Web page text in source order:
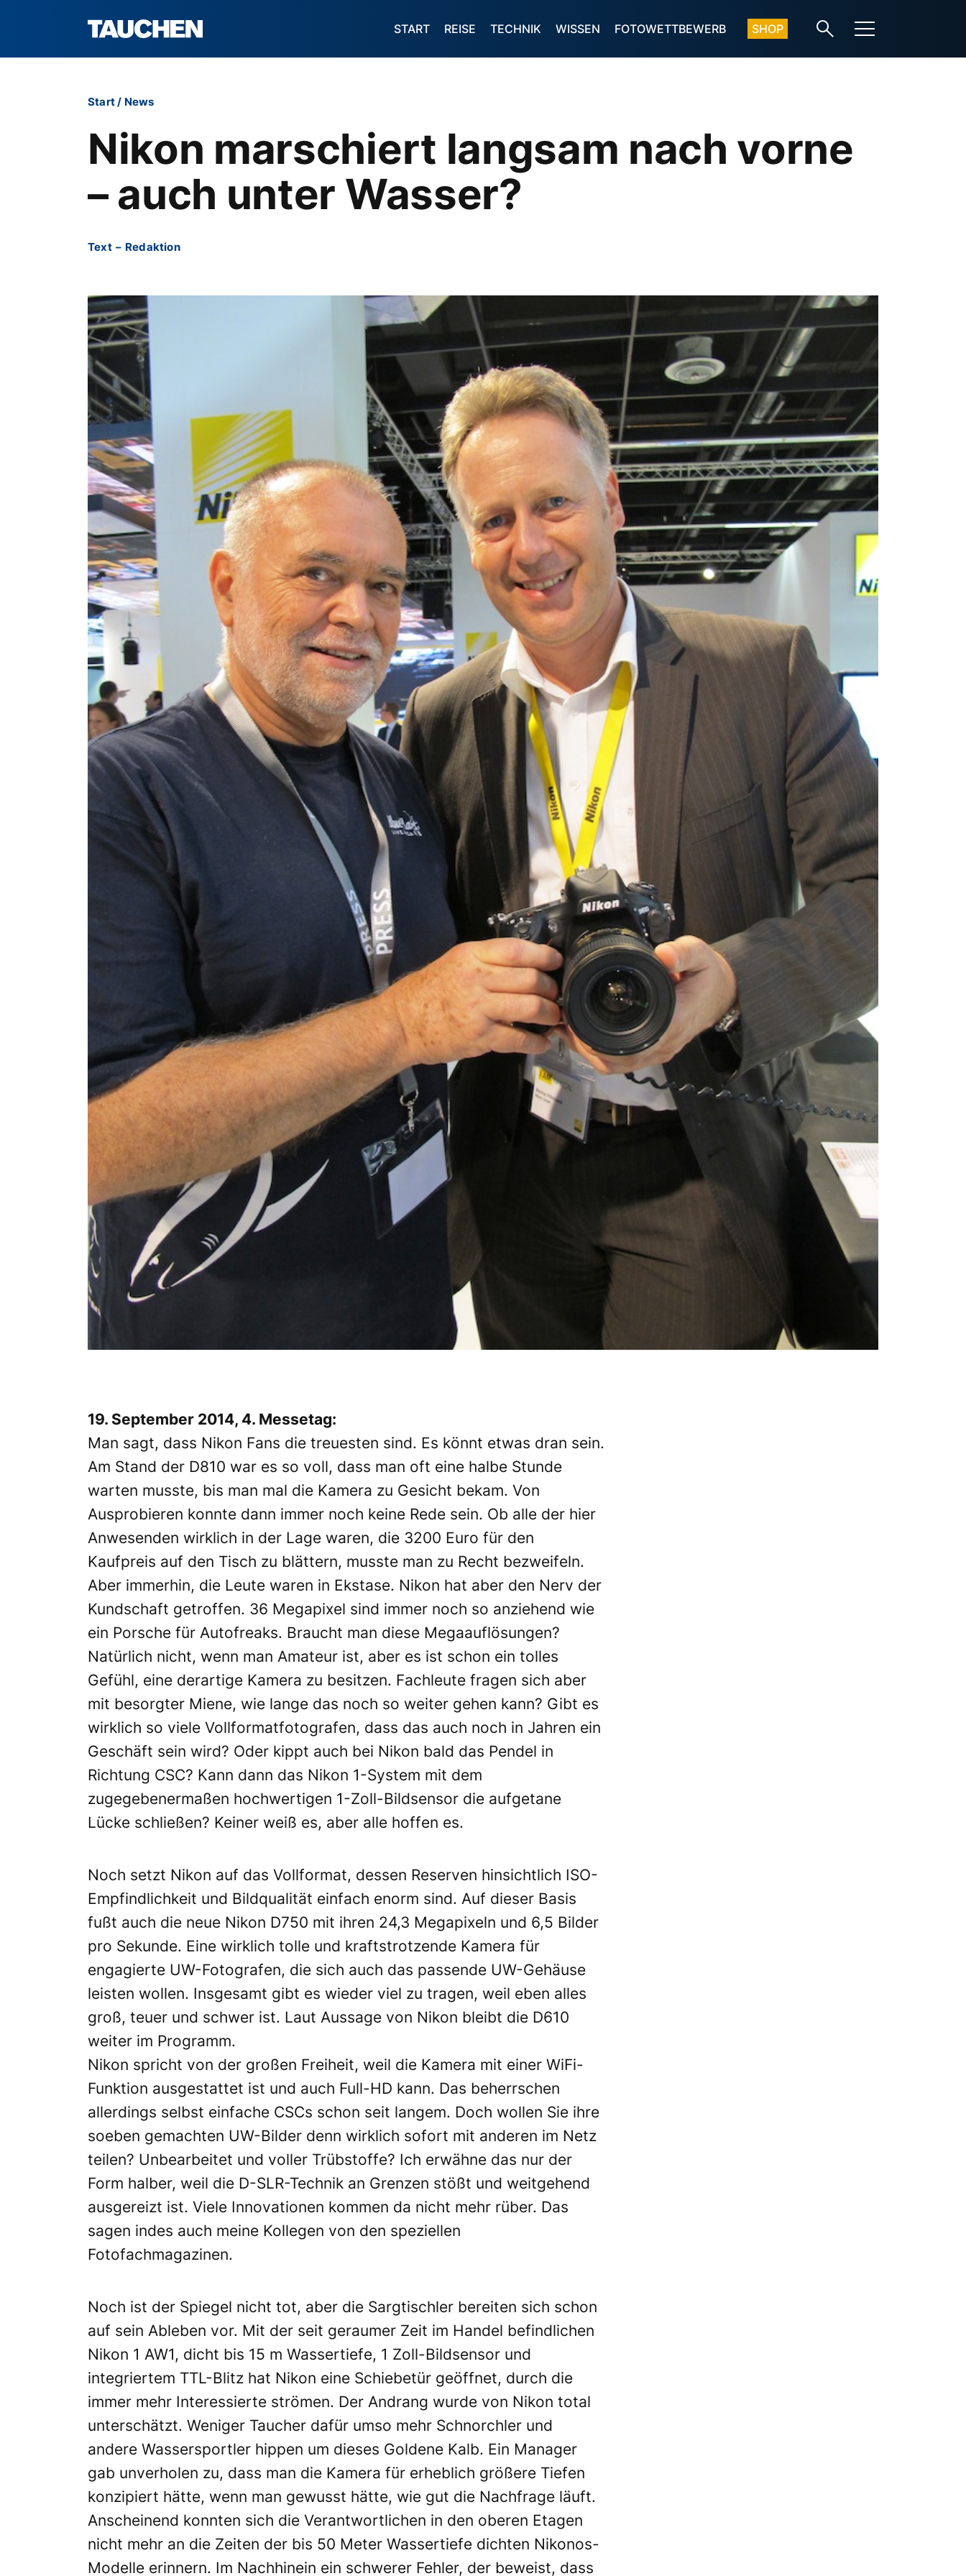
START REISE TECHNIK WISSEN FOTOWETTBEWERB SHOP
Start/ News
Nikon marschiert langsam nach vorne
– auch unter Wasser?
Text – Redaktion
19. September 2014, 4. Messetag:
Man sagt, dass Nikon Fans die treuesten sind. Es könnt etwas dran sein.
Am Stand der D810 war es so voll, dass man oft eine halbe Stunde
warten musste, bis man mal die Kamera zu Gesicht bekam. Von
Ausprobieren konnte dann immer noch keine Rede sein. Ob alle der hier
Anwesenden wirklich in der Lage waren, die 3200 Euro für den
Kaufpreis auf den Tisch zu blättern, musste man zu Recht bezweifeln.
Aber immerhin, die Leute waren in Ekstase. Nikon hat aber den Nerv der
Kundschaft getroffen. 36 Megapixel sind immer noch so anziehend wie
ein Porsche für Autofreaks. Braucht man diese Megaauflösungen?
Natürlich nicht, wenn man Amateur ist, aber es ist schon ein tolles
Gefühl, eine derartige Kamera zu besitzen. Fachleute fragen sich aber
mit besorgter Miene, wie lange das noch so weiter gehen kann? Gibt es
wirklich so viele Vollformatfotografen, dass das auch noch in Jahren ein
Geschäft sein wird? Oder kippt auch bei Nikon bald das Pendel in
Richtung CSC? Kann dann das Nikon 1-System mit dem
zugegebenermaßen hochwertigen 1-Zoll-Bildsensor die aufgetane
Lücke schließen? Keiner weiß es, aber alle hoffen es.
Noch setzt Nikon auf das Vollformat, dessen Reserven hinsichtlich ISO-
Empfindlichkeit und Bildqualität einfach enorm sind. Auf dieser Basis
fußt auch die neue Nikon D750 mit ihren 24,3 Megapixeln und 6,5 Bilder
pro Sekunde. Eine wirklich tolle und kraftstrotzende Kamera für
engagierte UW-Fotografen, die sich auch das passende UW-Gehäuse
leisten wollen. Insgesamt gibt es wieder viel zu tragen, weil eben alles
groß, teuer und schwer ist. Laut Aussage von Nikon bleibt die D610
weiter im Programm.
Nikon spricht von der großen Freiheit, weil die Kamera mit einer WiFi-
Funktion ausgestattet ist und auch Full-HD kann. Das beherrschen
allerdings selbst einfache CSCs schon seit langem. Doch wollen Sie ihre
soeben gemachten UW-Bilder denn wirklich sofort mit anderen im Netz
teilen? Unbearbeitet und voller Trübstoffe? Ich erwähne das nur der
Form halber, weil die D-SLR-Technik an Grenzen stößt und weitgehend
ausgereizt ist. Viele Innovationen kommen da nicht mehr rüber. Das
sagen indes auch meine Kollegen von den speziellen
Fotofachmagazinen.
Noch ist der Spiegel nicht tot, aber die Sargtischler bereiten sich schon
auf sein Ableben vor. Mit der seit geraumer Zeit im Handel befindlichen
Nikon 1 AW1, dicht bis 15 m Wassertiefe, 1 Zoll-Bildsensor und
integriertem TTL-Blitz hat Nikon eine Schiebetür geöffnet, durch die
immer mehr Interessierte strömen. Der Andrang wurde von Nikon total
unterschätzt. Weniger Taucher dafür umso mehr Schnorchler und
andere Wassersportler hippen um dieses Goldene Kalb. Ein Manager
gab unverholen zu, dass man die Kamera für erheblich größere Tiefen
konzipiert hätte, wenn man gewusst hätte, wie gut die Nachfrage läuft.
Anscheinend konnten sich die Verantwortlichen in den oberen Etagen
nicht mehr an die Zeiten der bis 50 Meter Wassertiefe dichten Nikonos-
Modelle erinnern. Im Nachhinein ein schwerer Fehler, der beweist, dass